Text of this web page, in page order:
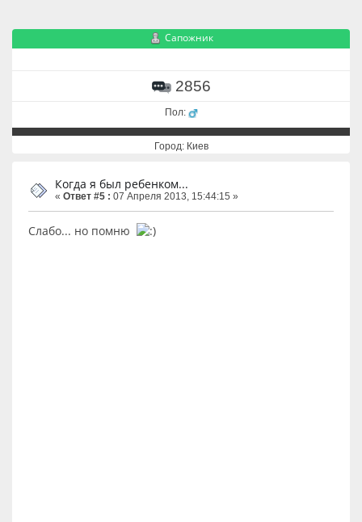
Сапожник
2856
Пол:
Город: Киев
Когда я был ребенком...
« Ответ #5 : 07 Апреля 2013, 15:44:15 »
Слабо... но помню